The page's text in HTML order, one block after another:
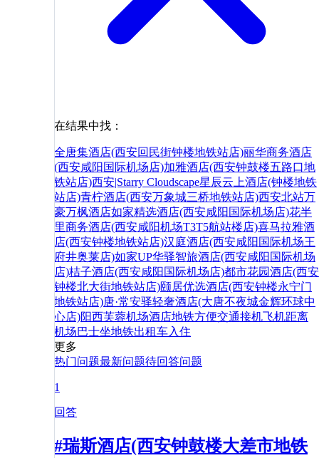
在结果中找：
全唐集酒店(西安回民街钟楼地铁站店)丽华商务酒店
(西安咸阳国际机场店)加雅酒店(西安钟鼓楼五路口地
铁站店)西安|Starry Cloudscape星辰云上酒店(钟楼地铁
站店)青柠酒店(西安万象城三桥地铁站店)西安北站万
豪万枫酒店如家精选酒店(西安咸阳国际机场店)花半
里商务酒店(西安咸阳机场T3T5航站楼店)喜马拉雅酒
店(西安钟楼地铁站店)汉庭酒店(西安咸阳国际机场王
府井奥莱店)如家UP华驿智旅酒店(西安咸阳国际机场
店)桔子酒店(西安咸阳国际机场店)都市花园酒店(西安
钟楼北大街地铁站店)颐居优选酒店(西安钟楼永宁门
地铁站店)唐·常安驿轻奢酒店(大唐不夜城金辉环球中
心店)阳西芙蓉机场酒店地铁方便交通接机飞机距离
机场巴士坐地铁出租车入住
更多
热门问题最新问题待回答问题
1
回答
#瑞斯酒店(西安钟鼓楼大差市地铁